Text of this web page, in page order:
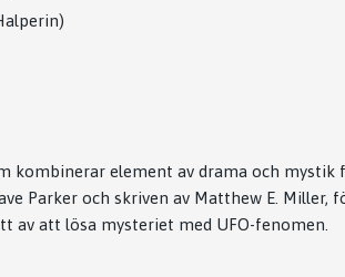
kombinerar element av drama och mystik
Parker och skriven av Matthew E. Miller,
av att lösa mysteriet med UFO-fenomen.